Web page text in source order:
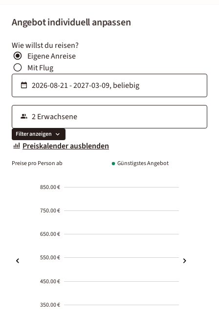
Angebot individuell anpassen
Wie willst du reisen?
Eigene Anreise
Mit Flug
Filter anzeigen
Preiskalender ausblenden
Preise pro Person ab Günstigstes Angebot
850.00 €
750.00 €
650.00 €
550.00 €
450.00 €
350.00 €